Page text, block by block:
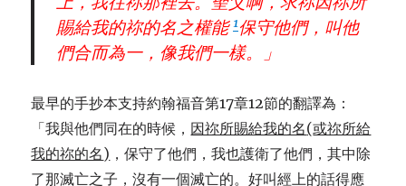
賜給我的祢的名之權能1保守他們，叫他
們合而為一，像我們一樣。」
最早的手抄本支持約翰福音第17章12節的翻譯為：
「我與他們同在的時候， 因祢所賜給我的名(或祢所給
我的祢的名) ，保守了他們，我也護衛了他們，其中除
了那滅亡之子，沒有一個滅亡的。好叫經上的話得應